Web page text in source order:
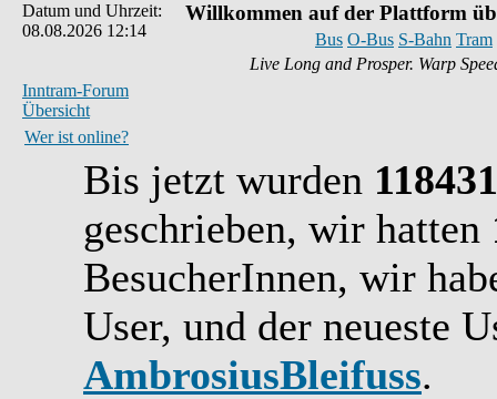
Datum und Uhrzeit:
08.08.2026 12:14
Inntram-Forum
Übersicht
Willkommen auf der Plattform
Bus O-Bus S-Bahn Tram
Live Long and Prosper. Warp
Wer ist online?
Bis jetzt wurden 118431
geschrieben, wir hatten
BesucherInnen, wir
User, und der neueste
AmbrosiusBleifuss.